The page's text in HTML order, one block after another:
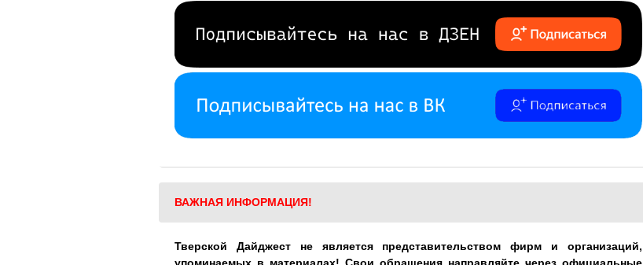
ВАЖНАЯ ИНФОРМАЦИЯ!
Тверской Дайджест не является представительством фирм и организаций,